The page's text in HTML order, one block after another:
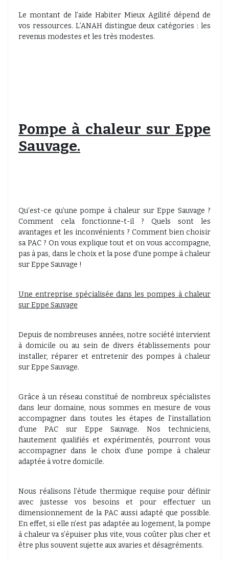
Le montant de l’aide Habiter Mieux Agilité dépend de
vos ressources. L’ANAH distingue deux catégories : les
revenus modestes et les très modestes.
Pompe à chaleur sur Eppe
Sauvage.
Qu’est-ce qu’une pompe à chaleur sur Eppe Sauvage ?
Comment cela fonctionne-t-il ? Quels sont les
avantages et les inconvénients ? Comment bien choisir
sa PAC ? On vous explique tout et on vous accompagne,
pas à pas, dans le choix et la pose d’une pompe à chaleur
sur Eppe Sauvage !
Une entreprise spécialisée dans les pompes à chaleur
sur Eppe Sauvage
Depuis de nombreuses années, notre société intervient
à domicile ou au sein de divers établissements pour
installer, réparer et entretenir des pompes à chaleur
sur Eppe Sauvage.
Grâce à un réseau constitué de nombreux spécialistes
dans leur domaine, nous sommes en mesure de vous
accompagner dans toutes les étapes de l’installation
d’une PAC sur Eppe Sauvage. Nos techniciens,
hautement qualifiés et expérimentés, pourront vous
accompagner dans le choix d’une pompe à chaleur
adaptée à votre domicile.
Nous réalisons l’étude thermique requise pour définir
avec justesse vos besoins et pour effectuer un
dimensionnement de la PAC aussi adapté que possible.
En effet, si elle n’est pas adaptée au logement, la pompe
à chaleur va s’épuiser plus vite, vous coûter plus cher et
être plus souvent sujette aux avaries et désagréments.